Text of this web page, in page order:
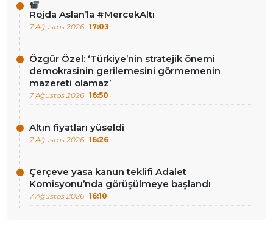
Rojda Aslan’la #MercekAltı
7 Ağustos 2026 17:03
Özgür Özel: ‘Türkiye’nin stratejik önemi
demokrasinin gerilemesini görmemenin
mazereti olamaz’
7 Ağustos 2026 16:50
Altın fiyatları yüseldi
7 Ağustos 2026 16:26
Çerçeve yasa kanun teklifi Adalet
Komisyonu’nda görüşülmeye başlandı
7 Ağustos 2026 16:10